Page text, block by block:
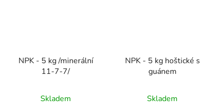
NPK - 5 kg /minerální
11-7-7/
Skladem
NPK - 5 kg hoštické s
guánem
Skladem